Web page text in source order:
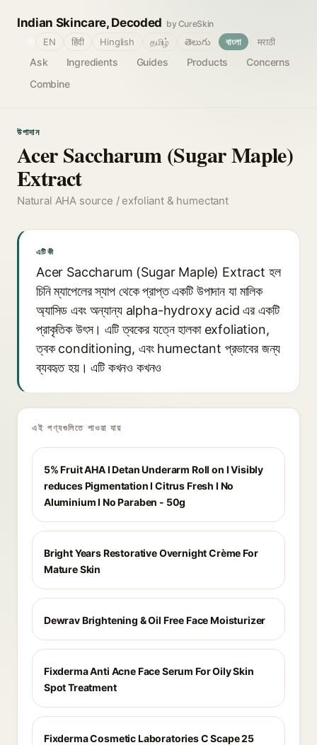
Indian Skincare, Decoded by CureSkin
Ask Ingredients Guides Products
Concerns
Combine
EN हिंदी Hinglish தமிழ் తెలుగు বাংলা मराठी
উপাদান
Acer Saccharum (Sugar Maple)
Extract
Natural AHA source / exfoliant & humectant
এটি কী
Acer Saccharum (Sugar Maple) Extract হল
চিনি ম্যাপেলের স্যাপ থেকে প্রাপ্ত একটি উপাদান যা মালিক
অ্যাসিড এবং অন্যান্য alpha-hydroxy acid এর একটি
প্রাকৃতিক উৎস। এটি ত্বকের যত্নে হালকা exfoliation,
ত্বক conditioning, এবং humectant প্রভাবের জন্য
ব্যবহৃত হয়। এটি কখনও কখনও
এই পণ্যগুলিতে পাওয়া যায়
5% Fruit AHA I Detan Underarm Roll on I Visibly
reduces Pigmentation I Citrus Fresh I No
Aluminium I No Paraben - 50g
Bright Years Restorative Overnight Crème For
Mature Skin
Dewrav Brightening & Oil Free Face Moisturizer
Fixderma Anti Acne Face Serum For Oily Skin
Spot Treatment
Fixderma Cosmetic Laboratories C Scape 25